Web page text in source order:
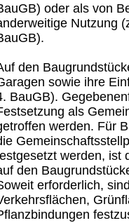
oder als von
Nutzung
den
sowie ihre
BauGB).
als
werden. Für
werden, ist
den
erforderlich,